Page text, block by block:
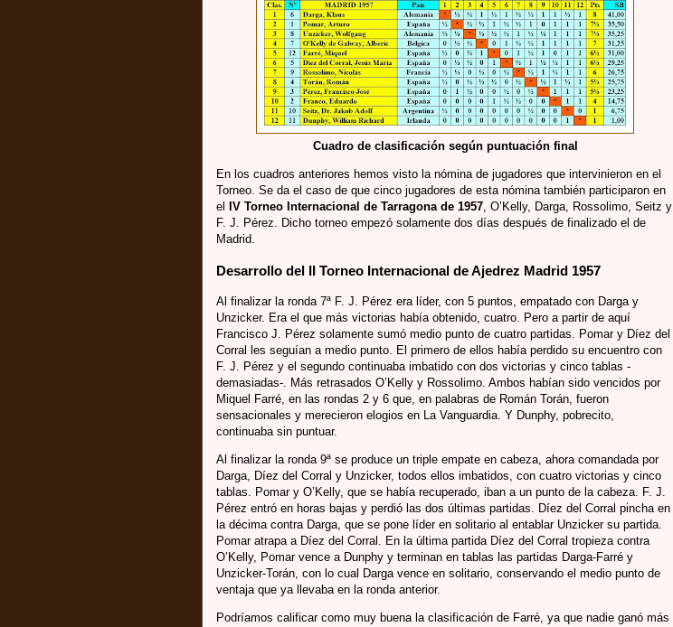
Cuadro de clasificación según puntuación final
En los cuadros anteriores hemos visto la nómina de jugadores que intervinieron en el
Torneo. Se da el caso de que cinco jugadores de esta nómina también participaron en
el IV Torneo Internacional de Tarragona de 1957 , O’Kelly, Darga, Rossolimo, Seitz y
F. J. Pérez. Dicho torneo empezó solamente dos días después de finalizado el de
Madrid.
Desarrollo del II Torneo Internacional de Ajedrez Madrid 1957
Al finalizar la ronda 7ª F. J. Pérez era líder, con 5 puntos, empatado con Darga y
Unzicker. Era el que más victorias había obtenido, cuatro. Pero a partir de aquí
Francisco J. Pérez solamente sumó medio punto de cuatro partidas. Pomar y Díez del
Corral les seguían a medio punto. El primero de ellos había perdido su encuentro con
F. J. Pérez y el segundo continuaba imbatido con dos victorias y cinco tablas -
demasiadas-. Más retrasados O’Kelly y Rossolimo. Ambos habían sido vencidos por
Miquel Farré, en las rondas 2 y 6 que, en palabras de Román Torán, fueron
sensacionales y merecieron elogios en La Vanguardia. Y Dunphy, pobrecito,
continuaba sin puntuar.
Al finalizar la ronda 9ª se produce un triple empate en cabeza, ahora comandada por
Darga, Díez del Corral y Unzicker, todos ellos imbatidos, con cuatro victorias y cinco
tablas. Pomar y O’Kelly, que se había recuperado, iban a un punto de la cabeza. F. J.
Pérez entró en horas bajas y perdió las dos últimas partidas. Díez del Corral pincha en
la décima contra Darga, que se pone líder en solitario al entablar Unzicker su partida.
Pomar atrapa a Díez del Corral. En la última partida Díez del Corral tropieza contra
O’Kelly, Pomar vence a Dunphy y terminan en tablas las partidas Darga-Farré y
Unzicker-Torán, con lo cual Darga vence en solitario, conservando el medio punto de
ventaja que ya llevaba en la ronda anterior.
Podríamos calificar como muy buena la clasificación de Farré, ya que nadie ganó más